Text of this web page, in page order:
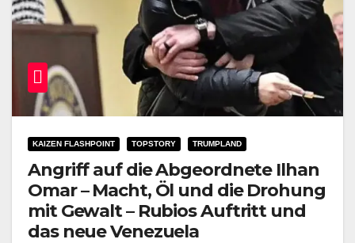
KAIZEN FLASHPOINT TOPSTORY TRUMPLAND
Angriff auf die Abgeordnete Ilhan
Omar – Macht, Öl und die Drohung
mit Gewalt – Rubios Auftritt und
das neue Venezuela